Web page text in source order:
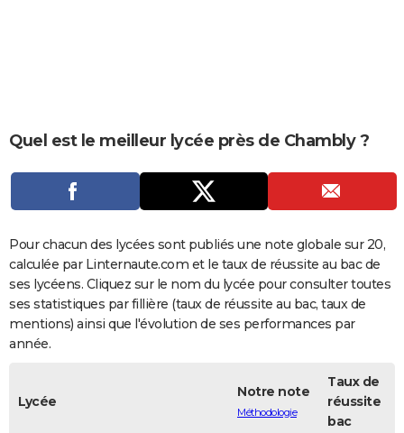
Dictionnaire
Biographies
Expressions
Proverbes
PROGRAMME TV
COPAINS D'AVANT
S'inscrire
Se connecter
Lycées
Collèges
Primaires
Universités
Entreprises
Service militaire
Avis de recherche
AVIS DE DÉCÈS
FORUM
Bricolage
Lifestyle
Culture
Sport
Auto
Television
Voyage
Cinema
Quel est le meilleur lycée près de Chambly ?
Pour chacun des lycées sont publiés une note globale sur 20,
calculée par Linternaute.com et le taux de réussite au bac de
ses lycéens. Cliquez sur le nom du lycée pour consulter toutes
ses statistiques par fillière (taux de réussite au bac, taux de
mentions) ainsi que l'évolution de ses performances par
année.
Lycée
Notre note
Méthodologie
Taux de
réussite
bac